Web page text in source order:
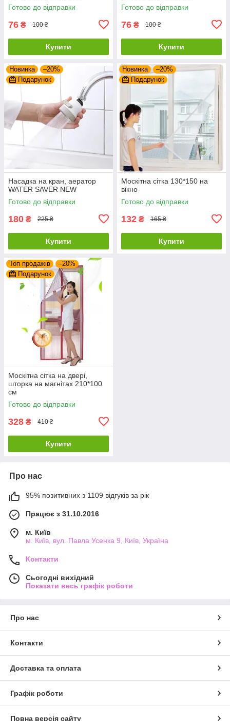
Готово до відправки
76 ₴ 100 ₴
Купити
Готово до відправки
76 ₴ 100 ₴
Купити
Новинка
–20%
Подарунок
Насадка на кран, аератор
WATER SAVER NEW
Готово до відправки
180 ₴ 225 ₴
Купити
Новинка
–20%
Подарунок
Москітна сітка 130*150 на
вікно
Готово до відправки
132 ₴ 165 ₴
Купити
Топ продажів
–20%
Подарунок
Москітна сітка на двері,
шторка на магнітах 210*100
см
Готово до відправки
328 ₴ 410 ₴
Купити
Про нас
95% позитивних з 1109 відгуків за рік
Працює з 31.10.2016
м. Київ
м. Київ, вул. Павла Усенка 9, Київ, Україна
Контакти
Сьогодні вихідний
Показати весь графік роботи
Про нас
Контакти
Доставка та оплата
Графік роботи
Повна версія сайту